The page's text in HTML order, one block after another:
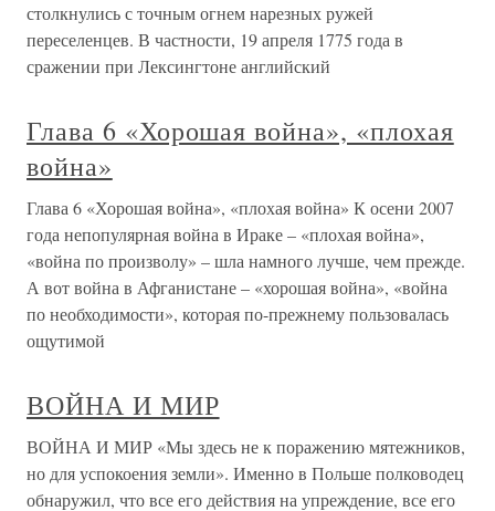
столкнулись с точным огнем нарезных ружей
переселенцев. В частности, 19 апреля 1775 года в
сражении при Лексингтоне английский
Глава 6 «Хорошая война», «плохая
война»
Глава 6 «Хорошая война», «плохая война» К осени 2007
года непопулярная война в Ираке – «плохая война»,
«война по произволу» – шла намного лучше, чем прежде.
А вот война в Афганистане – «хорошая война», «война
по необходимости», которая по-прежнему пользовалась
ощутимой
ВОЙНА И МИР
ВОЙНА И МИР «Мы здесь не к поражению мятежников,
но для успокоения земли». Именно в Польше полководец
обнаружил, что все его действия на упреждение, все его